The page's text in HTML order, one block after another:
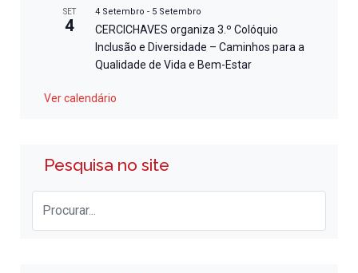
SET
4
4 Setembro - 5 Setembro
CERCICHAVES organiza 3.º Colóquio
Inclusão e Diversidade – Caminhos para a
Qualidade de Vida e Bem-Estar
Ver calendário
Pesquisa no site